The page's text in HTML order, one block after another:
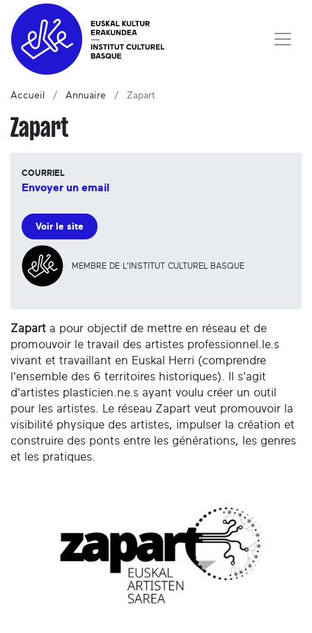
Accueil Annuaire Zapart
Zapart
COURRIEL
Envoyer un email
Voir le site
MEMBRE DE L'INSTITUT CULTUREL BASQUE
Zapart a pour objectif de mettre en réseau et de
promouvoir le travail des artistes professionnel.le.s
vivant et travaillant en Euskal Herri (comprendre
l'ensemble des 6 territoires historiques). Il s'agit
d'artistes plasticien.ne.s ayant voulu créer un outil
pour les artistes. Le réseau Zapart veut promouvoir la
visibilité physique des artistes, impulser la création et
construire des ponts entre les générations, les genres
et les pratiques.